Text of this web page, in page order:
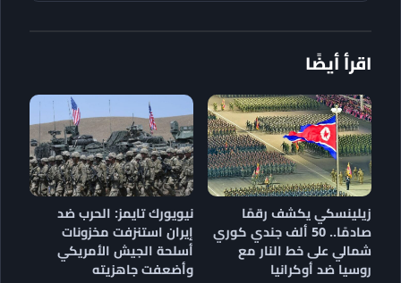
اقرأ أيضًا
زيلينسكي يكشف رقمًا
صادمًا.. 50 ألف جندي كوري
شمالي على خط النار مع
روسيا ضد أوكرانيا
نيويورك تايمز: الحرب ضد
إيران استنزفت مخزونات
أسلحة الجيش الأمريكي
وأضعفت جاهزيته